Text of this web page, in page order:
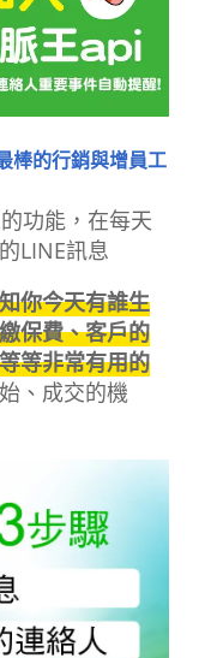
棒的行銷與增員工
功能，在每天
LINE訊息
你今天有誰生
保費、客戶的
等非常有用的
、成交的機